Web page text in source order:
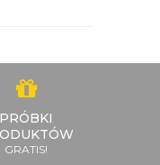
PRÓBKI
GRATIS!